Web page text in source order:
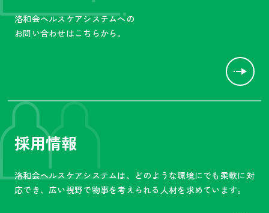
洛和会ヘルスケアシステムへの
お問い合わせはこちらから。
採用情報
洛和会ヘルスケアシステムは、 どのような環境にでも柔軟に対
応でき、広い視野で物事を考えられる人材を求めています。